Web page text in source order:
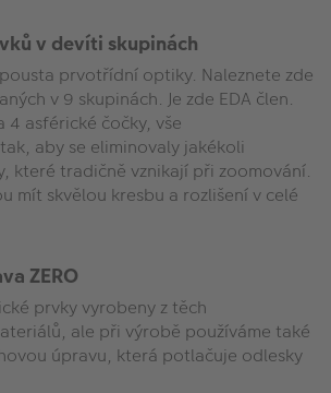
v devíti skupinách
prvotřídní optiky. Naleznete zde
v 9 skupinách. Je zde EDA člen.
4 asférické čočky, vše
aby se eliminovaly jakékoli
které tradičně vznikají při zoomování.
mít skvělou kresbu a rozlišení v celé
ZERO
prvky vyrobeny z těch
ale při výrobě používáme také
úpravu, která potlačuje odlesky